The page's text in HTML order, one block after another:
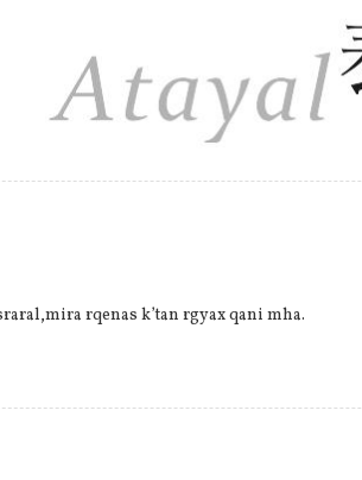
rqenas k’tan rgyax qani mha.